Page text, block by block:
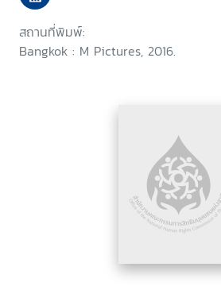
สถานที่พิมพ์:
Bangkok : M Pictures, 2016.